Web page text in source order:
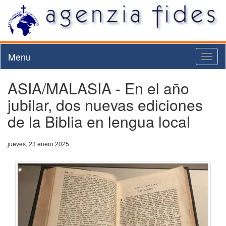
Menu
ASIA/MALASIA - En el año
jubilar, dos nuevas ediciones
de la Biblia en lengua local
jueves, 23 enero 2025